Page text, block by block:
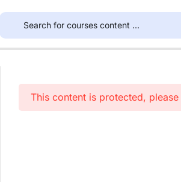
This content is protected, please